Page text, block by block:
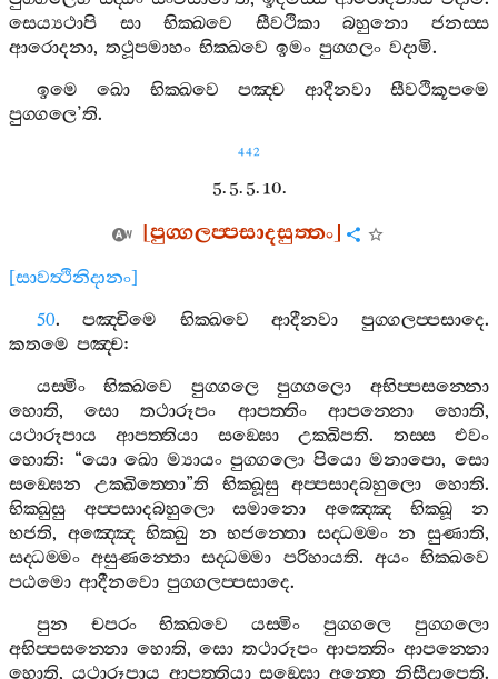
සෙය්‍යථාපි
සා භික‍්ඛවෙ සීවථිකා බහුනො
ජනස‍්ස
ආරොදනා, තථූපමාහං භික‍්ඛවෙ ඉමං පුග‍්ගලං වදාමි.
ඉමෙ
ඛො භික‍්ඛවෙ පඤ‍්ච ආදීනවා
සීවථිකූපමෙ
පුග‍්ගලෙ’ති.
442
5. 5. 5. 10.
[පුග‍්ගලප‍්පසාදසුත‍්තං]
[සාවත්‍ථිනිදානං]
50.පඤ‍්චිමෙ භික‍්ඛවෙ ආදීනවා පුග‍්ගලප‍්පසාදෙ.
කතමෙ පඤ‍්ච:
යස‍්මිං
භික‍්ඛවෙ පුග‍්ගලෙ පුග‍්ගලො
අභිප‍්පසන‍්නො
හොති,සො තථාරූපං ආපත‍්තිං ආපන‍්නො හොති,
යථාරූපාය
ආපත‍්තියා සඞ‍්ඝො උක‍්ඛිපති. තස‍්ස
එවං
හොති: “යො ඛො ම්‍යායං පුග‍්ගලො පියො මනාපො,සො
සඞ‍්ඝෙන
උක‍්ඛිත‍්තො”ති භික‍්ඛූසු අප‍්පසාදබහුලො හොති.
භික‍්ඛුසු
අප‍්පසාදබහුලො සමානො අඤ‍්ඤෙ භික‍්ඛූ
න
භජති, අඤ‍්ඤෙ භික‍්ඛු න භජන‍්තො සද‍්ධම‍්මං න සුණාති,
සද‍්ධම‍්මං අසුණන‍්තො සද‍්ධම‍්මා පරිහායති. අයං භික‍්ඛවෙ
පඨමො ආදීනවො පුග‍්ගලප‍්පසාදෙ.
පුන
චපරං භික‍්ඛවෙ යස‍්මිං පුග‍්ගලෙ
පුග‍්ගලො
අභිප‍්පසන‍්නො හොති,සො තථාරූපං ආපත‍්තිං ආපන‍්නො
හොති, යථාරූපාය ආපත‍්තියා සඞ‍්ඝො අන‍්තෙ නිසීදාපෙති.